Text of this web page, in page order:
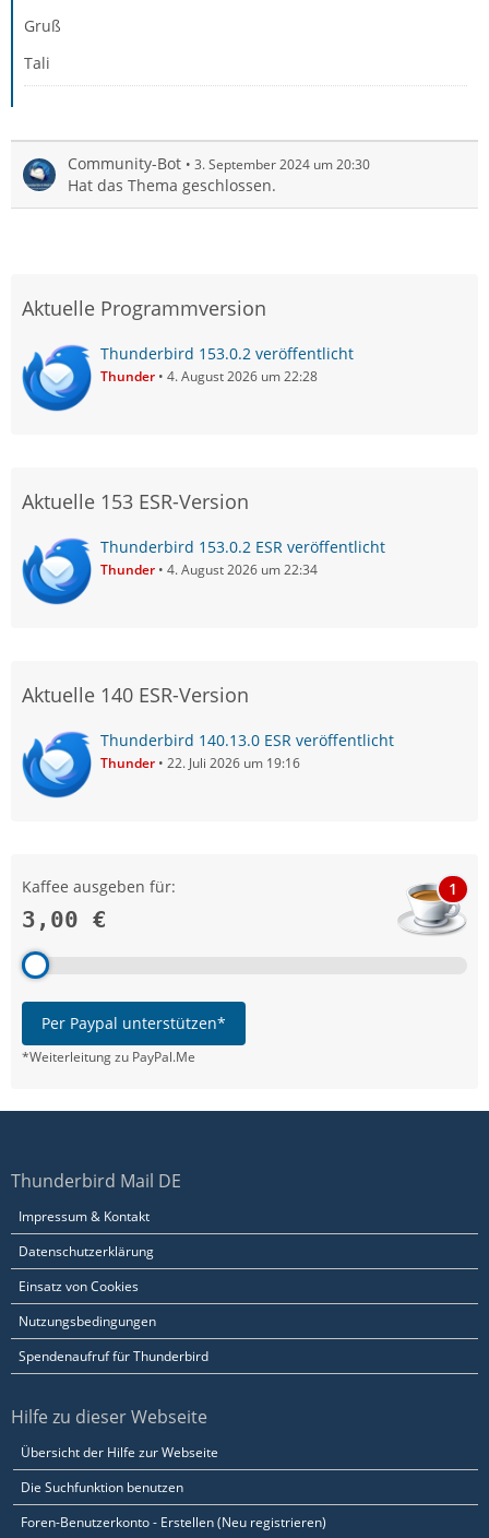
Gruß
Tali
Community-Bot 3. September 2024 um 20:30
Hat das Thema geschlossen.
Aktuelle Programmversion
Thunderbird 153.0.2 veröffentlicht
Thunder 4. August 2026 um 22:28
Aktuelle 153 ESR-Version
Thunderbird 153.0.2 ESR veröffentlicht
Thunder 4. August 2026 um 22:34
Aktuelle 140 ESR-Version
Thunderbird 140.13.0 ESR veröffentlicht
Thunder 22. Juli 2026 um 19:16
Kaffee ausgeben für:
3,00 €
1
Per Paypal unterstützen*
*Weiterleitung zu PayPal.Me
Thunderbird Mail DE
Impressum & Kontakt
Datenschutzerklärung
Einsatz von Cookies
Nutzungsbedingungen
Spendenaufruf für Thunderbird
Hilfe zu dieser Webseite
Übersicht der Hilfe zur Webseite
Die Suchfunktion benutzen
Foren-Benutzerkonto - Erstellen (Neu registrieren)